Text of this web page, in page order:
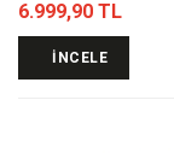
6.999,90 TL
İNCELE